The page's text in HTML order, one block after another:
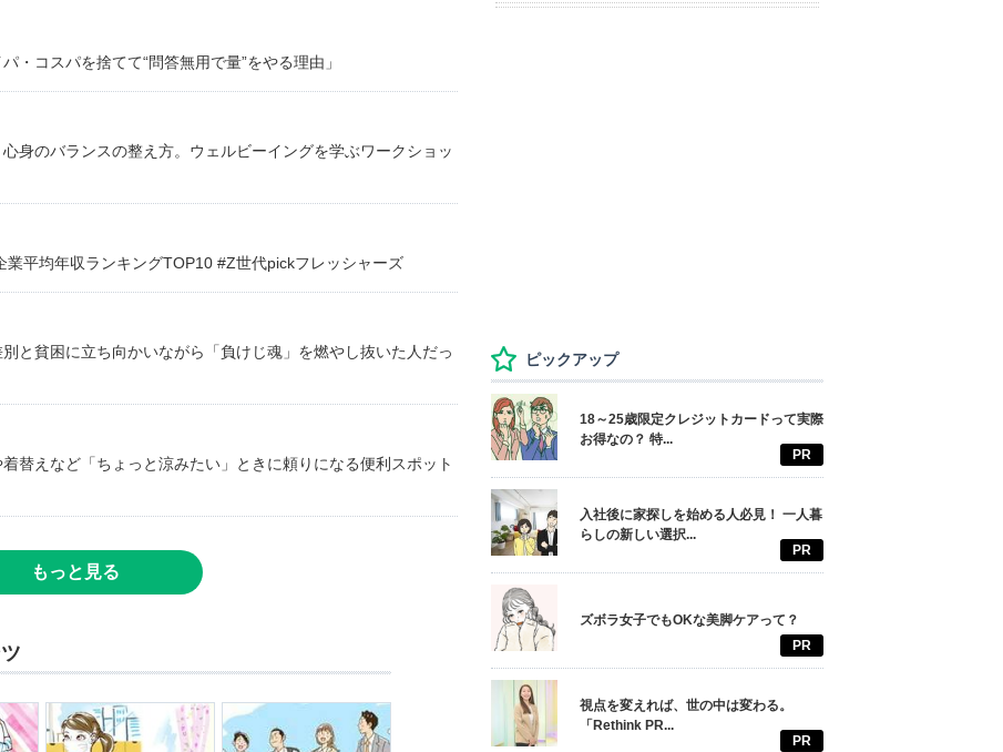
コスパを捨てて“問答無用で量”をやる理由」
身のバランスの整え方。ウェルビーイングを学ぶワークショッ
平均年収ランキングTOP10 #Z世代pickフレッシャーズ
と貧困に立ち向かいながら「負けじ魂」を燃やし抜いた人だっ
替えなど「ちょっと涼みたい」ときに頼りになる便利スポット
もっと見る
ピックアップ
18～25歳限定クレジットカードって実際
お得なの？ 特...
PR
入社後に家探しを始める人必見！ 一人暮
らしの新しい選択...
PR
ズボラ女子でもOKな美脚ケアって？
PR
視点を変えれば、世の中は変わる。
「Rethink PR...
PR